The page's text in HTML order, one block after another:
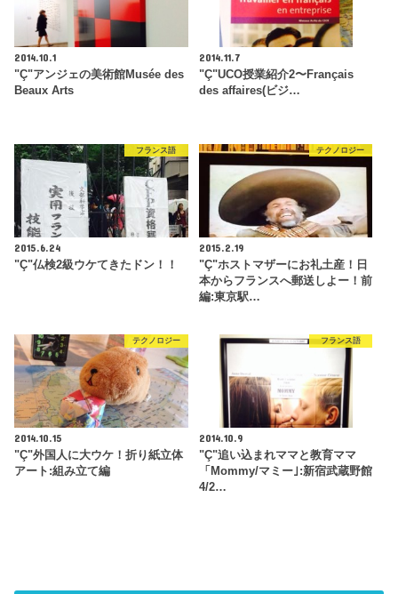
2014.10.1
"Ç"アンジェの美術館Musée des
Beaux Arts
2014.11.7
"Ç"UCO授業紹介2〜Français
des affaires(ビジ…
フランス語
2015.6.24
"Ç"仏検2級ウケてきたドン！！
テクノロジー
2015.2.19
"Ç"ホストマザーにお礼土産！日
本からフランスへ郵送しよー！前
編:東京駅…
テクノロジー
2014.10.15
"Ç"外国人に大ウケ！折り紙立体
アート:組み立て編
フランス語
2014.10.9
"Ç"追い込まれママと教育ママ
「Mommy/マミー｣:新宿武蔵野館
4/2…